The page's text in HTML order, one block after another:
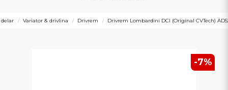
Variator & drivlina Drivrem Drivrem Lombardini DCI (Original CVTech)
-7%